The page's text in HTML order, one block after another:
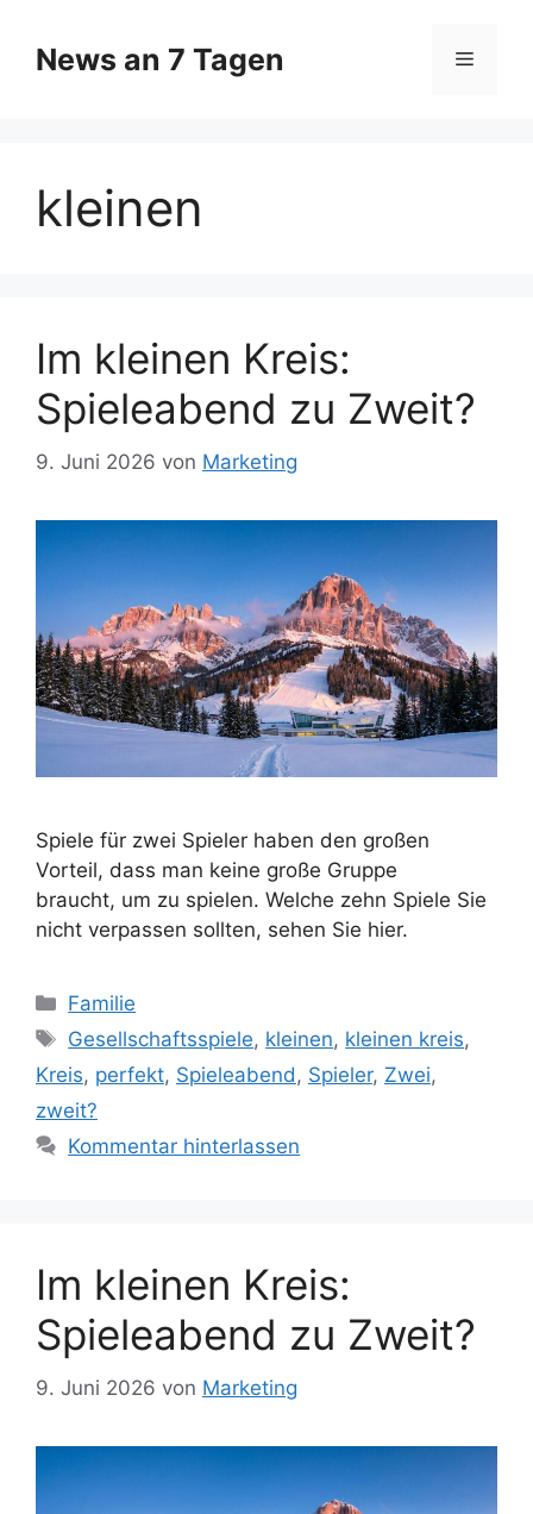
Inhalt
springen
News an 7 Tagen Menü
kleinen
Im kleinen Kreis:
Spieleabend zu Zweit?
9. Juni 2026 von Marketing
Spiele für zwei Spieler haben den großen
Vorteil, dass man keine große Gruppe
braucht, um zu spielen. Welche zehn Spiele Sie
nicht verpassen sollten, sehen Sie hier.
Kategorien
Familie
Schlagwörter
Gesellschaftsspiele, kleinen, kleinen kreis,
Kreis, perfekt, Spieleabend, Spieler, Zwei,
zweit?
Kommentar hinterlassen
Im kleinen Kreis:
Spieleabend zu Zweit?
9. Juni 2026 von Marketing